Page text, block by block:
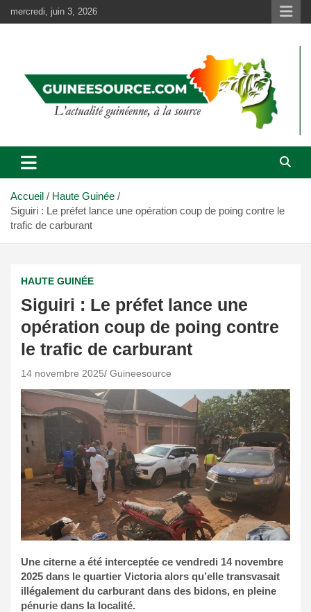
au
mercredi, juin 3, 2026
Accueil
Haute Guinée
Siguiri : Le préfet lance une opération coup de poing contre le
trafic de carburant
HAUTE GUINÉE
Siguiri : Le préfet lance une
opération coup de poing contre
le trafic de carburant
14 novembre 2025 Guineesource
Une citerne a été interceptée ce vendredi 14 novembre
2025 dans le quartier Victoria alors qu’elle transvasait
illégalement du carburant dans des bidons, en pleine
pénurie dans la localité.